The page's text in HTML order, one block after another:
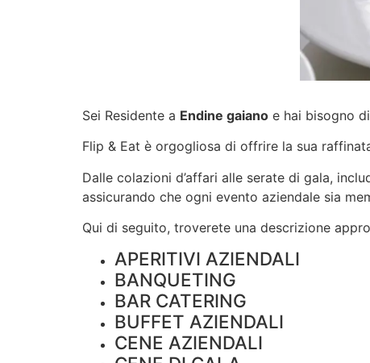
Sei Residente a Endine gaiano e hai bisogno
Flip & Eat è orgogliosa di offrire la sua
Dalle colazioni d’affari alle serate di gala,
assicurando che ogni evento aziendale sia
Qui di seguito, troverete una descrizione
APERITIVI AZIENDALI
BANQUETING
BAR CATERING
BUFFET AZIENDALI
CENE AZIENDALI